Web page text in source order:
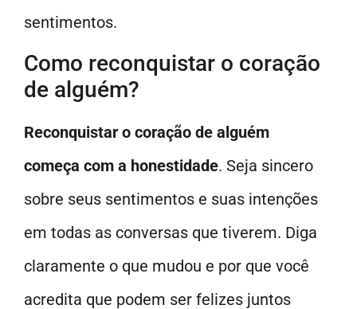
sentimentos.
Como reconquistar o coração
de alguém?
Reconquistar o coração de alguém
começa com a honestidade. Seja sincero
sobre seus sentimentos e suas intenções
em todas as conversas que tiverem. Diga
claramente o que mudou e por que você
acredita que podem ser felizes juntos